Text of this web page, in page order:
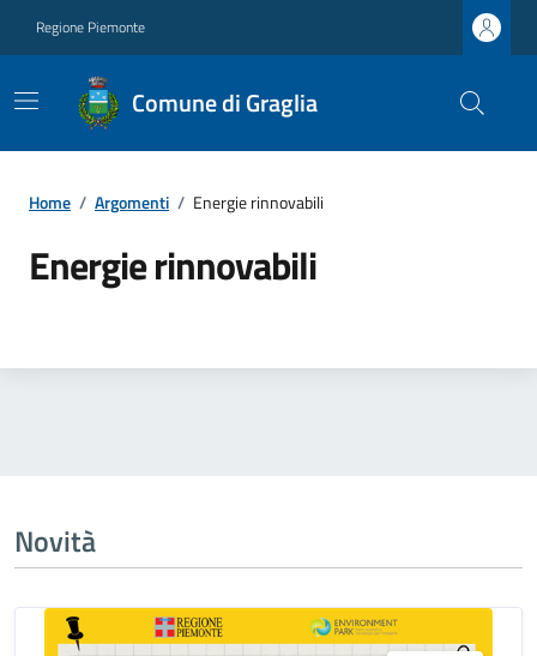
Regione Piemonte
Comune di Graglia
Home / Argomenti / Energie rinnovabili
Energie rinnovabili
Novità